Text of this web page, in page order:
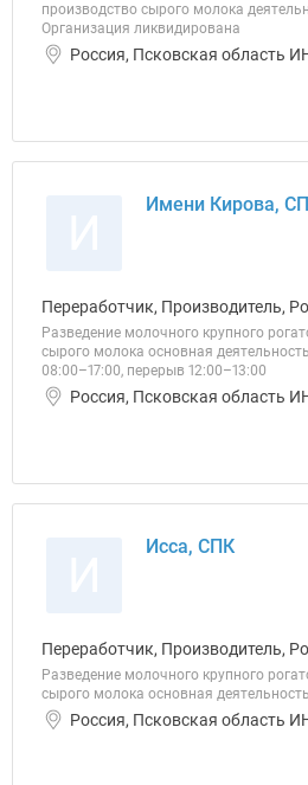
производство сырого молока
Организация ликвидирована
Россия, Псковская область
Имени Кирова,
Переработчик, Производитель,
Разведение молочного крупного
сырого молока основная
08:00–17:00, перерыв 12:00–13:00
Россия, Псковская область
Исса, СПК
Переработчик, Производитель,
Разведение молочного крупного
сырого молока основная
Россия, Псковская область